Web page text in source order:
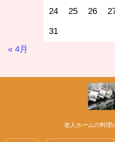
24 25 26
31
« 4月
老人ホームの料理